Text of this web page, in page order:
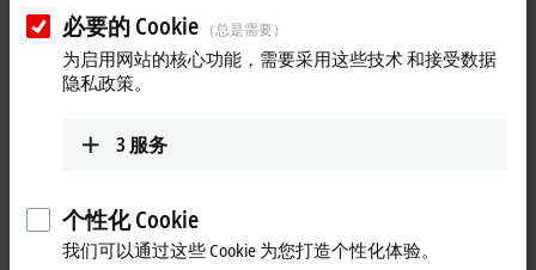
里，借助 MX-System 执行复杂的 3D 打印项目。这一模块化的无
控制柜系统提供了灵活、可扩展的自动化解决方案，有效降低
了工程成本，进而缩短了项目周期。
必要的 Cookie （总是需要）
为启用网站的核心功能，需要采用这些技术 和接受数据
隐私政策。
3 服务
个性化 Cookie
我们可以通过这些 Cookie 为您打造个性化体验。